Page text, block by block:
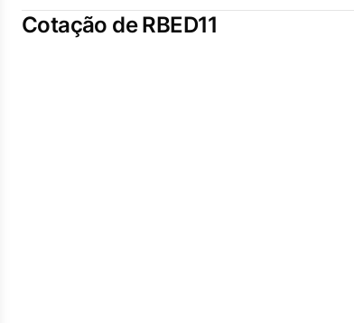
Cotação de RBED11